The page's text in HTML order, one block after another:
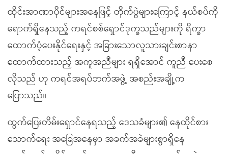
ထိုင်းအာဏာပိုင်များအနေဖြင့် တိုက်ပွဲများကြောင့် နယ်စပ်ကို
ရောက်ရှိနေသည့် ကရင်စစ်ရှောင်ဒုက္ခသည်များကို ရိက္ခာ
ထောက်ပံ့ပေးနိုင်ရေးနှင့် အခြားသောလူသားချင်းစာနာ
ထောက်ထားသည့် အကူအညီများ ရရှိအောင် ကူညီ ပေးစေ
လိုသည် ဟု ကရင်အရပ်ဘက်အဖွဲ့ အစည်းအချို့က
ပြောသည်။
ထွက်ပြေးတိမ်းရှောင်နေရသည့် ဒေသခံများ၏ နေထိုင်စား
သောက်ရေး အခြေအနေမှာ အခက်အခဲများစွာရှိနေ